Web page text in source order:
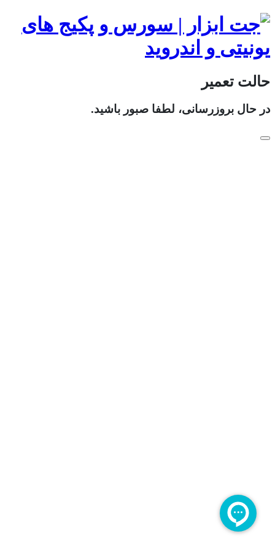
حالت تعمیر
در حال بروزرسانی، لطفا صبور باشید.